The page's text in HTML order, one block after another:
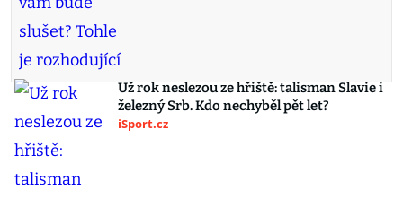
Už rok neslezou ze hřiště: talisman Slavie i
železný Srb. Kdo nechyběl pět let?
iSport.cz